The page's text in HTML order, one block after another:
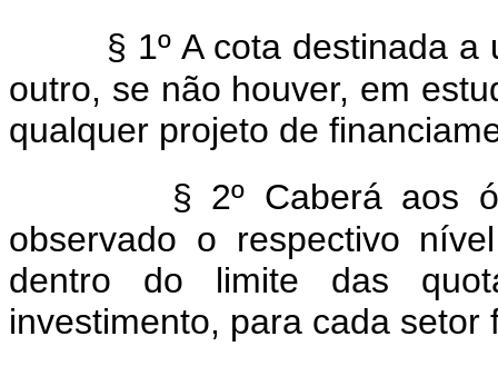
§ 1º A cota destinada
outro, se não houver, em
qualquer projeto de
§ 2º Caberá aos
observado o respectivo
dentro do limite das
investimento, para cada setor